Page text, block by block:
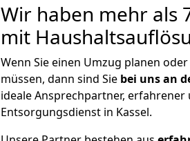
Wir haben mehr als
mit
Wenn Sie einen Umzug planen
müssen, dann sind Sie bei uns an
ideale Ansprechpartner,
Entsorgungsdienst in Kassel.